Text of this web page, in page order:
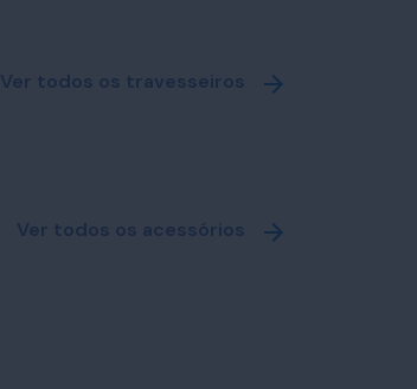
Ver todos os travesseiros
Ver todos os acessórios